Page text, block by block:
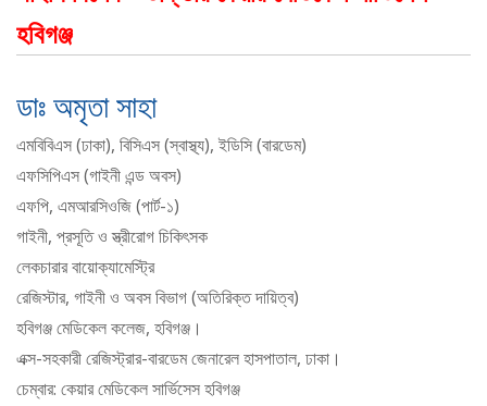
হবিগঞ্জ
ডাঃ অমৃতা সাহা
এমবিবিএস (ঢাকা), বিসিএস (স্বাস্থ্য), ইডিসি (বারডেম)
এফসিপিএস (গাইনী এন্ড অবস)
এফপি, এমআরসিওজি (পার্ট-১)
গাইনী, প্রসূতি ও স্ত্রীরোগ চিকিৎসক
লেকচারার বায়োক্যামেস্ট্রি
রেজিস্টার, গাইনী ও অবস বিভাগ (অতিরিক্ত দায়িত্ব)
হবিগঞ্জ মেডিকেল কলেজ, হবিগঞ্জ।
এক্স-সহকারী রেজিস্ট্রার-বারডেম জেনারেল হাসপাতাল, ঢাকা।
চেম্বার: কেয়ার মেডিকেল সার্ভিসেস হবিগঞ্জ